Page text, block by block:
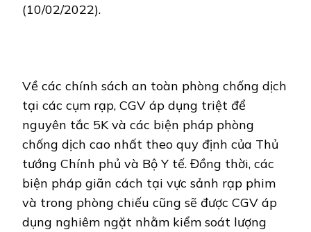
(10/02/2022).
Về các chính sách an toàn phòng chống dịch
tại các cụm rạp, CGV áp dụng triệt để
nguyên tắc 5K và các biện pháp phòng
chống dịch cao nhất theo quy định của Thủ
tướng Chính phủ và Bộ Y tế. Đồng thời, các
biện pháp giãn cách tại vực sảnh rạp phim
và trong phòng chiếu cũng sẽ được CGV áp
dụng nghiêm ngặt nhằm kiểm soát lượng